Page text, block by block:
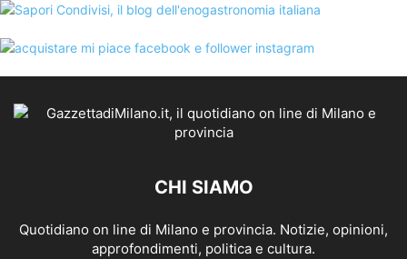
CHI SIAMO
Quotidiano on line di Milano e provincia. Notizie, opinioni,
approfondimenti, politica e cultura.